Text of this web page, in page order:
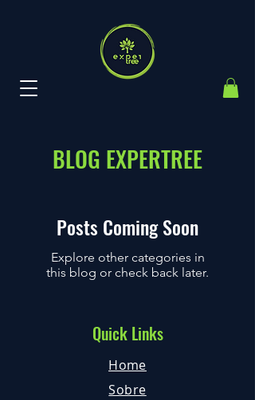
BLOG EXPERTREE
Posts Coming Soon
Explore other categories in
this blog or check back later.
Quick Links
Home
Sobre